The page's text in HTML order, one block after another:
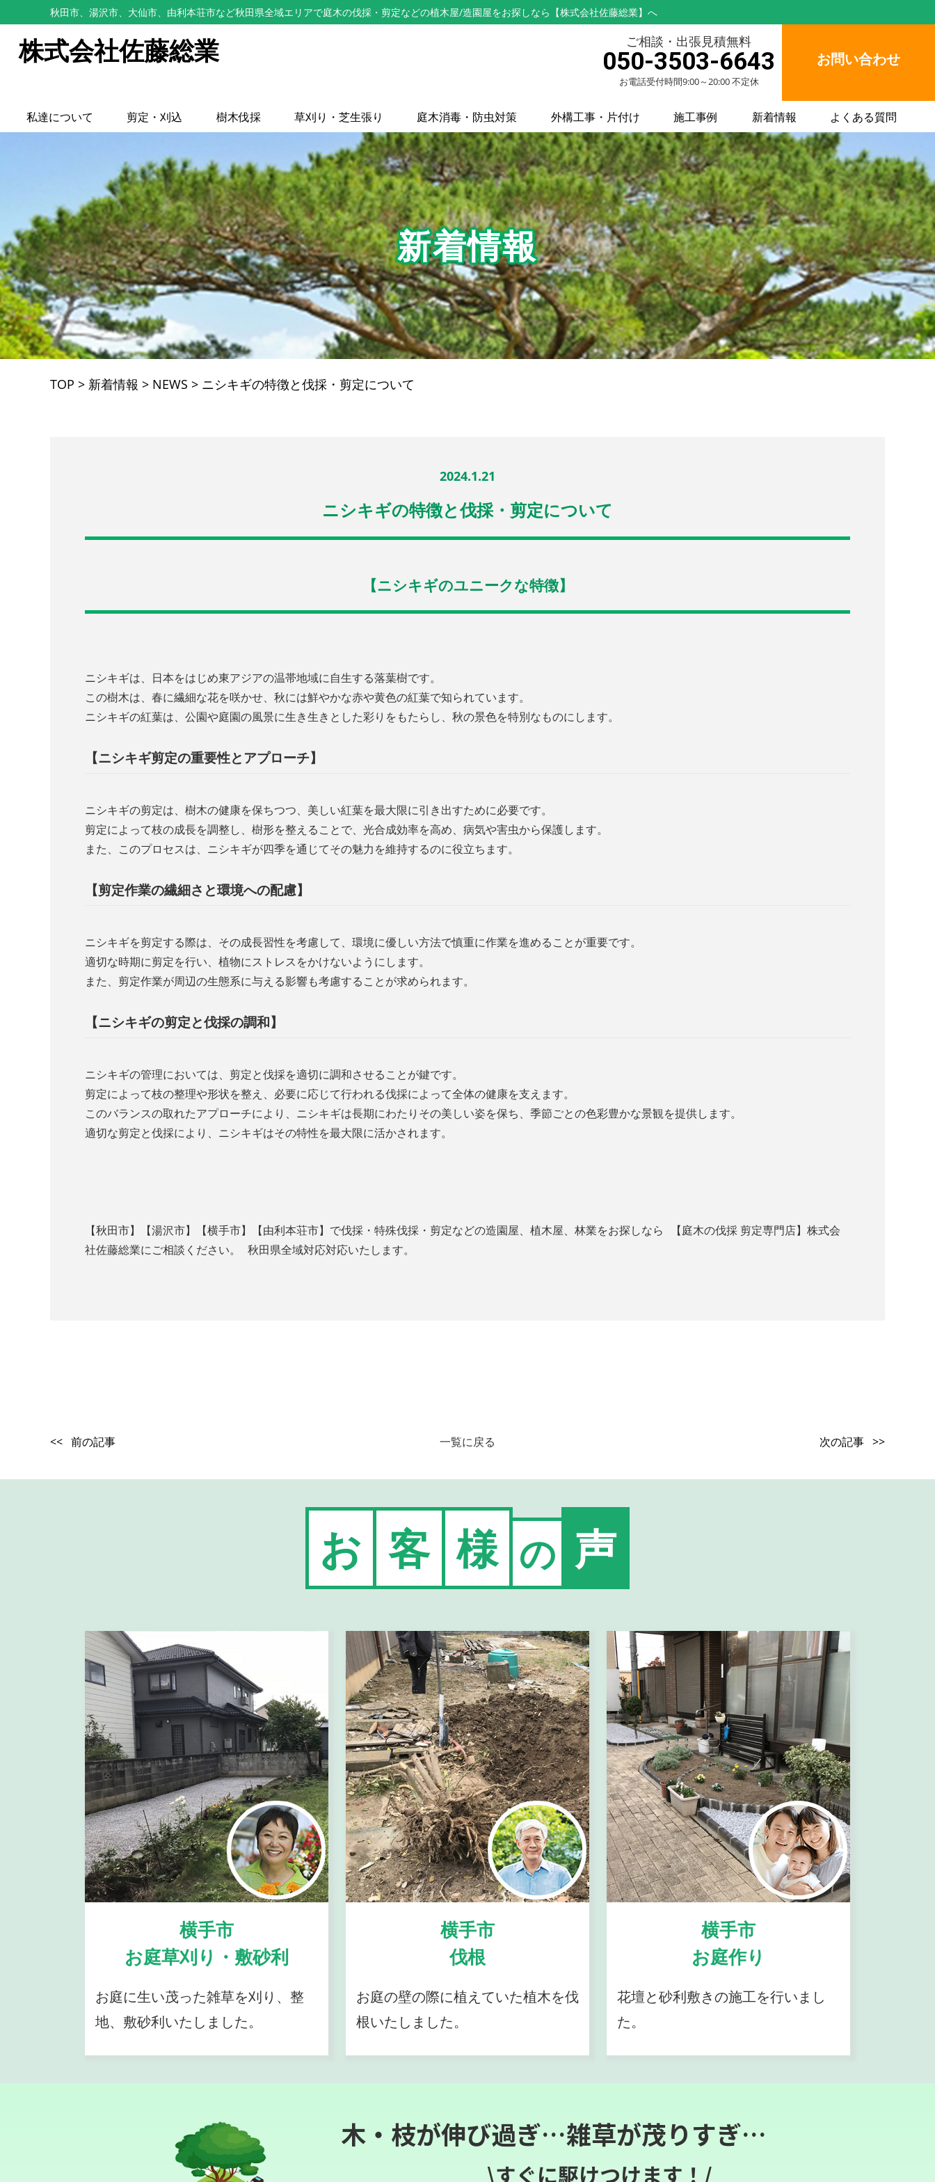
秋田市、湯沢市、大仙市、由利本荘市など秋田県全域エリアで庭木の伐採・剪定などの植木屋/造園屋をお探しなら【株式会社佐藤総業】へ
株式会社佐藤総業 ご相談・出張見積無料
050-3503-6643
お電話受付時間9:00～20:00 不定休
お問い合わせ
私達について 剪定・刈込 樹木伐採 草刈り・芝生張り 庭木消毒・防虫対策 外構工事・片付け 施工事例 新着情報 よくある質問
新着情報
TOP > 新着情報 > NEWS > ニシキギの特徴と伐採・剪定について
2024.1.21
ニシキギの特徴と伐採・剪定について
【ニシキギのユニークな特徴】
ニシキギは、日本をはじめ東アジアの温帯地域に自生する落葉樹です。
この樹木は、春に繊細な花を咲かせ、秋には鮮やかな赤や黄色の紅葉で知られています。
ニシキギの紅葉は、公園や庭園の風景に生き生きとした彩りをもたらし、秋の景色を特別なものにします。
【ニシキギ剪定の重要性とアプローチ】
ニシキギの剪定は、樹木の健康を保ちつつ、美しい紅葉を最大限に引き出すために必要です。
剪定によって枝の成長を調整し、樹形を整えることで、光合成効率を高め、病気や害虫から保護します。
また、このプロセスは、ニシキギが四季を通じてその魅力を維持するのに役立ちます。
【剪定作業の繊細さと環境への配慮】
ニシキギを剪定する際は、その成長習性を考慮して、環境に優しい方法で慎重に作業を進めることが重要です。
適切な時期に剪定を行い、植物にストレスをかけないようにします。
また、剪定作業が周辺の生態系に与える影響も考慮することが求められます。
【ニシキギの剪定と伐採の調和】
ニシキギの管理においては、剪定と伐採を適切に調和させることが鍵です。
剪定によって枝の整理や形状を整え、必要に応じて行われる伐採によって全体の健康を支えます。
このバランスの取れたアプローチにより、ニシキギは長期にわたりその美しい姿を保ち、季節ごとの色彩豊かな景観を提供します。
適切な剪定と伐採により、ニシキギはその特性を最大限に活かされます。
【秋田市】【湯沢市】【横手市】【由利本荘市】で伐採・特殊伐採・剪定などの造園屋、植木屋、林業をお探しなら 【庭木の伐採 剪定専門店】株式会
社佐藤総業にご相談ください。 秋田県全域対応対応いたします。
<< 前の記事 一覧に戻る 次の記事 >>
お 客 様 の 声
横手市
お庭草刈り・敷砂利
お庭に生い茂った雑草を刈り、整
地、敷砂利いたしました。
横手市
伐根
お庭の壁の際に植えていた植木を伐
根いたしました。
横手市
お庭作り
花壇と砂利敷きの施工を行いまし
た。
木・枝が伸び過ぎ…雑草が茂りすぎ…
\すぐに駆けつけます！/